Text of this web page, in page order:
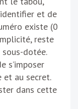
et de
existe (0
reste
dotée.
s’imposer
et au secret.
dans cette